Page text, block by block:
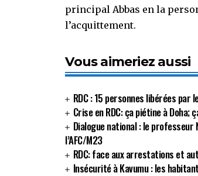
principal Abbas en la
l’acquittement.
Vous aimeriez aussi
RDC : 15 personnes libérées par
Crise en RDC: ça piétine à
Dialogue national : le
l’AFC/M23
RDC: face aux arrestations et
Insécurité à Kavumu : les